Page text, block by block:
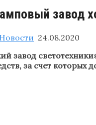
завод
Новости 24.08.2020
завод
за счет которых